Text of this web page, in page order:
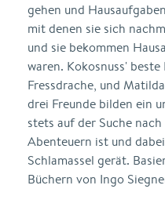
gehen und
mit denen sie sich
und sie bekommen
waren. Kokosnuss'
Fressdrache, und
drei Freunde bilden ein
stets auf der Suche
Abenteuern ist und
Schlamassel gerät.
Büchern von Ingo